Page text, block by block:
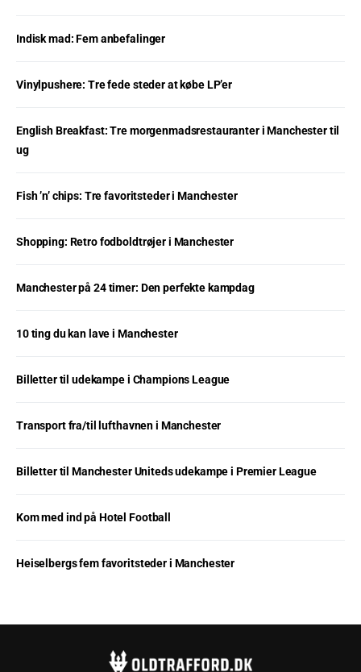
Indisk mad: Fem anbefalinger
Vinylpushere: Tre fede steder at købe LP’er
English Breakfast: Tre morgenmadsrestauranter i Manchester til
ug
Fish ’n’ chips: Tre favoritsteder i Manchester
Shopping: Retro fodboldtrøjer i Manchester
Manchester på 24 timer: Den perfekte kampdag
10 ting du kan lave i Manchester
Billetter til udekampe i Champions League
Transport fra/til lufthavnen i Manchester
Billetter til Manchester Uniteds udekampe i Premier League
Kom med ind på Hotel Football
Heiselbergs fem favoritsteder i Manchester